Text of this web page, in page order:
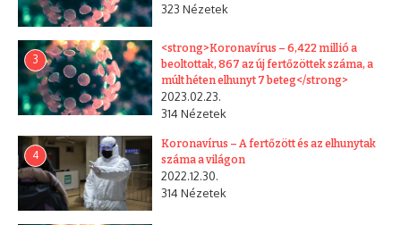
323 Nézetek
3
<strong>Koronavírus – 6,422 millió a
beoltottak, 867 az új fertőzöttek száma, a
múlt héten elhunyt 7 beteg</strong>
2023.02.23.
314 Nézetek
4
Koronavírus – A fertőzött és az elhunytak
száma a világon
2022.12.30.
314 Nézetek